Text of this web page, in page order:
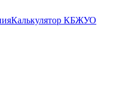
Калькулятор КБЖУО